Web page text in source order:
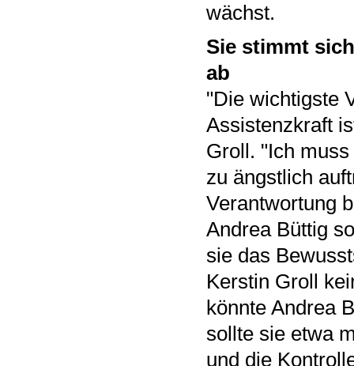
wächst.
Sie stimmt
ab
"Die wichtigste
Assistenzkraft
Groll. "Ich
zu ängstlich
Verantwortung
Andrea Büttig
sie das
Kerstin Groll
könnte Andrea
sollte sie etwa
und die